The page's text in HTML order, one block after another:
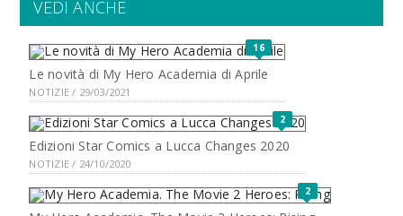
VEDI ANCHE
16
Le novità di My Hero Academia di Aprile
NOTIZIE / 29/03/2021
2
Edizioni Star Comics a Lucca Changes 2020
NOTIZIE / 24/10/2020
2